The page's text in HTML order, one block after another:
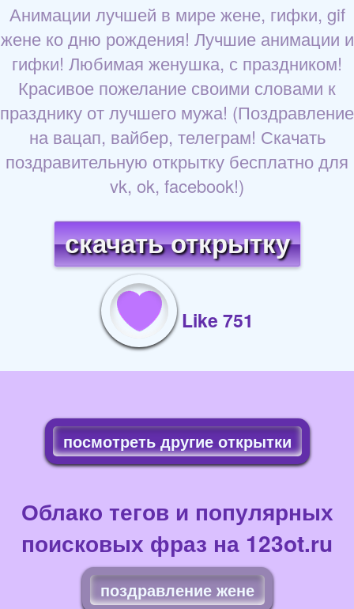
Анимации лучшей в мире жене, гифки, gif
жене ко дню рождения! Лучшие анимации и
гифки! Любимая женушка, с праздником!
Красивое пожелание своими словами к
празднику от лучшего мужа! (Поздравление
на вацап, вайбер, телеграм! Скачать
поздравительную открытку бесплатно для
vk, ok, facebook!)
скачать открытку
Like 751
посмотреть другие открытки
Облако тегов и популярных
поисковых фраз на 123ot.ru
поздравление жене